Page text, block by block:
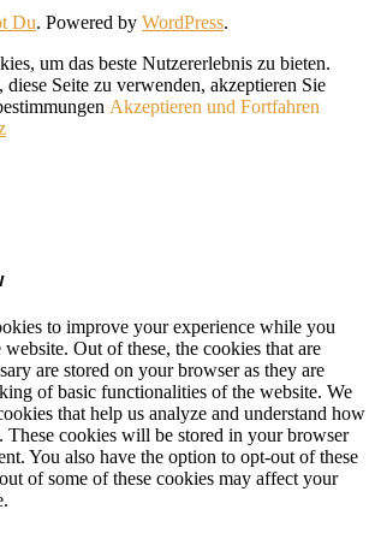
Du. Powered by WordPress.
um das beste Nutzererlebnis zu bieten.
Seite zu verwenden, akzeptieren Sie
Akzeptieren und Fortfahren
to improve your experience while you
Out of these, the cookies that are
are stored on your browser as they are
of basic functionalities of the website. We
that help us analyze and understand how
These cookies will be stored in your browser
You also have the option to opt-out of these
of some of these cookies may affect your